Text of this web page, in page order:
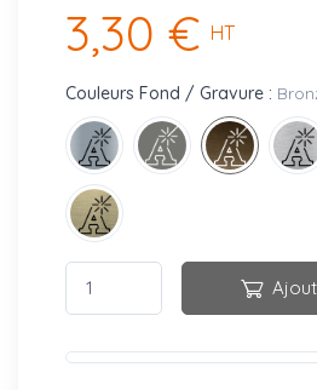
3,30 € HT
Couleurs Fond / Gravure :